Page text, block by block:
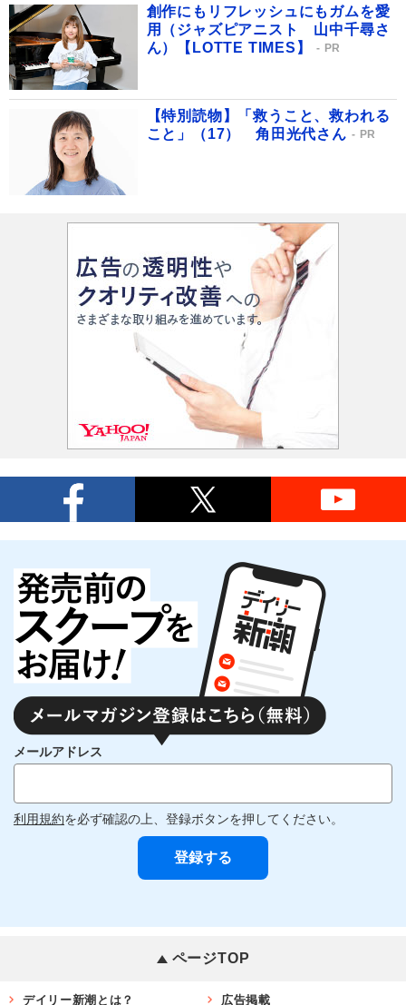
創作にもリフレッシュにもガムを愛
用（ジャズピアニスト 山中千尋さ
ん）【LOTTE TIMES】
PR
【特別読物】「救うこと、救われる
こと」（17） 角田光代さん
PR
メールアドレス
利用規約を必ず確認の上、登録ボタンを押してください。
ページTOP
デイリー新潮とは？ 広告掲載